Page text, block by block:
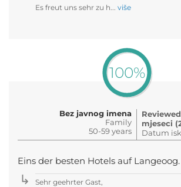
Es freut uns sehr zu h... više
100%
Bez javnog imena
Family
50-59 years
mjeseci
Datum
Eins der besten Hotels auf Langeoog.
Sehr geehrter Gast,